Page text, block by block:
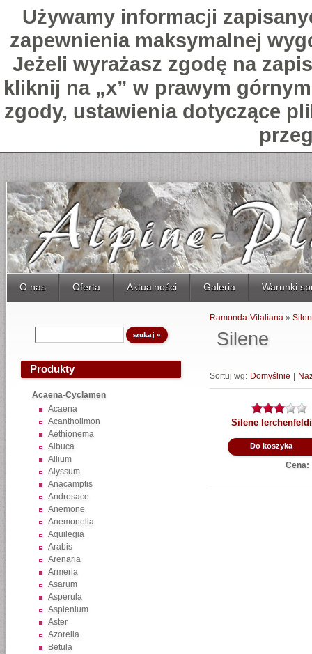
Używamy informacji
zapewnienia maksymalnej
Jeżeli wyrażasz zgodę na
kliknij na „x” w prawym
zgody, ustawienia dotyczące
O nas Oferta Aktualności Galeria Warunki
Produkty
Acaena-Cyclamen
Acaena
Acantholimon
Aethionema
Albuca
Allium
Alyssum
Anacamptis
Androsace
Anemone
Anemonella
Aquilegia
Arabis
Arenaria
Armeria
Asarum
Asperula
Asplenium
Aster
Azorella
Betula
Silene
Ramonda-Vitaliana»
Sortuj wg: Domyślnie
Silene
Do koszyka
Cena: